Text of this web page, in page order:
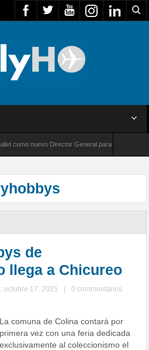
nuevo Director General para América Latina
de
llega a Chicureo
octubre 17, 2025
0 commentarios
La comuna de Colina contará por
primera vez con una feria dedicada
exclusivamente al coleccionismo el